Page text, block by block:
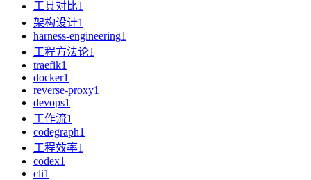
工具对比1
架构设计1
harness-engineering1
工程方法论1
traefik1
docker1
reverse-proxy1
devops1
工作流1
codegraph1
工程效率1
codex1
cli1